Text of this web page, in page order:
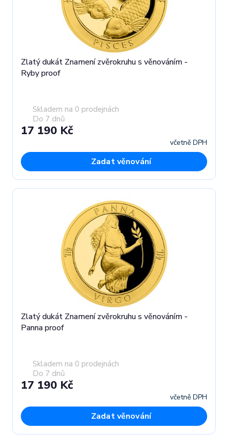
Zlatý dukát Znamení zvěrokruhu s věnováním -
Ryby proof
Skladem na 0 prodejnách
Do 7 dnů
17 190 Kč
včetně DPH
Zadat věnování
Zlatý dukát Znamení zvěrokruhu s věnováním -
Panna proof
Skladem na 0 prodejnách
Do 7 dnů
17 190 Kč
včetně DPH
Zadat věnování